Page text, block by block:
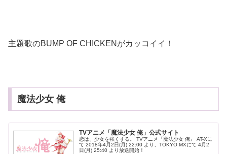
主題歌のBUMP OF CHICKENがカッコイイ！
魔法少女 俺
TVアニメ「魔法少女 俺」公式サイト
恋は、少女を強くする。 TVアニメ『魔法少女 俺』 AT-Xに
て 2018年4月2日(月) 22:00 より、TOKYO MXにて 4月2
日(月) 25:40 より放送開始！